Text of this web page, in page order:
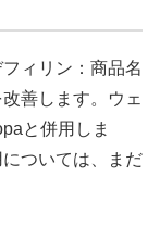
ィリン：商品名
善します。ウェ
と併用しま
ついては、まだ